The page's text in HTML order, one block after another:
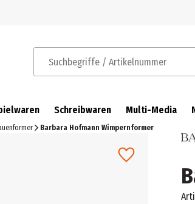
Suchbegriffe / Artikelnummer
Schreibwaren Multi-Media
Barbara Hofmann Wimpernformer